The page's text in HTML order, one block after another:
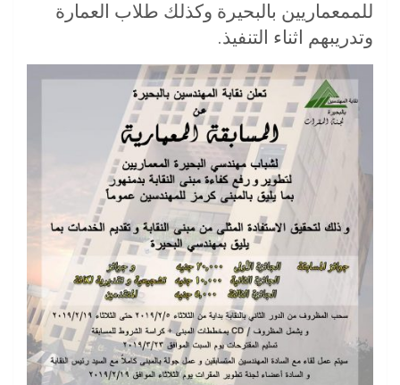
للممعماريين بالبحيرة وكذلك طلاب العمارة
وتدريبهم اثناء التنفيذ.